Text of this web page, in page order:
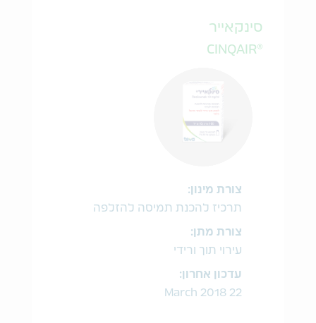
סינקאייר
®CINQAIR
צורת מינון:
תרכיז להכנת תמיסה להזלפה
צורת מתן:
עירוי תוך ורידי
עדכון אחרון:
22 March 2018